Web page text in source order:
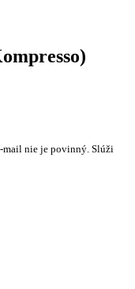
mail nie je povinný. Slúži